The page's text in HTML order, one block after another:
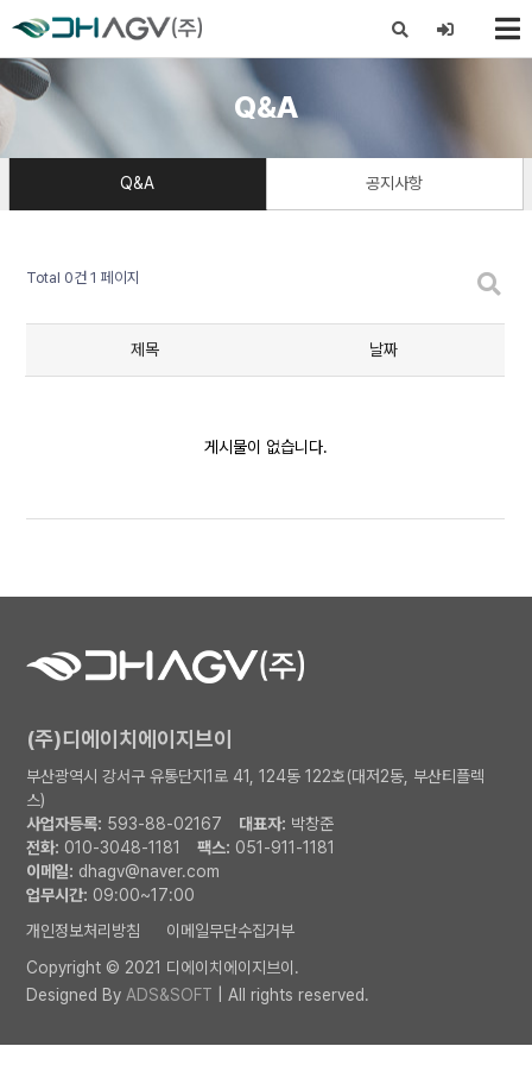
Q&A
Q&A 공지사항
Total 0건 1 페이지
제목 날짜
게시물이 없습니다.
(주)디에이치에이지브이
부산광역시 강서구 유통단지1로 41, 124동 122호(대저2동, 부산티플렉
스)
사업자등록: 593-88-02167 대표자: 박창준
전화: 010-3048-1181 팩스: 051-911-1181
이메일: dhagv@naver.com
업무시간: 09:00~17:00
개인정보처리방침
이메일무단수집거부
Copyright © 2021 디에이치에이지브이.
Designed By ADS&SOFT | All rights reserved.